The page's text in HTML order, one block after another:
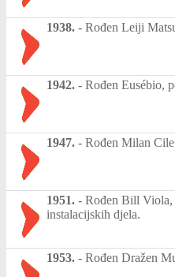
1938. - Rođen Leiji
1942. - Rođen Eusébio,
1947. - Rođen Milan
1951. - Rođen Bill Viola,
instalacijskih djela.
1953. - Rođen Dražen